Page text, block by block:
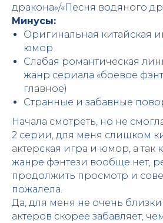
дракона»/«Песня водяного
Минусы:
Оригинальная китайская
юмор
Слабая романтическая
жанр сериала «боевое
главное)
Странные и забавные
Начала смотреть, но не
2 серии, для меня слишком
актерская игра и юмор, а так
жанре фэнтези вообще нет,
продолжить просмотр и
пожалела.
Да, для меня не очень
актеров скорее забавляет,